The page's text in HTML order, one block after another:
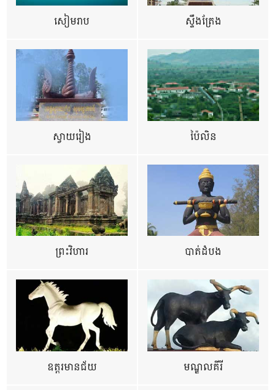
សៀមរាប ស្ទឹងត្រែង
ស្វាយរៀង ប៉ៃលិន
ព្រះវិហារ បាត់ដំបង
ឧត្ដរមានជ័យ មណ្ឌលគីរី